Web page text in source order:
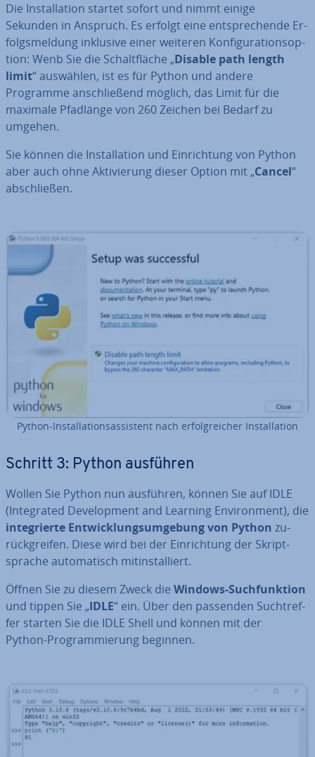
Die In­stal­la­ti­on startet sofort und nimmt einige
Sekunden in Anspruch. Es erfolgt eine ent­spre­chen­de Er­
folgs­mel­dung inklusive einer weiteren Kon­fi­gu­ra­ti­ons­op­
ti­on: Wenb Sie die Schalt­flä­che „Disable path length
limit“ auswählen, ist es für Python und andere
Programme an­schlie­ßend möglich, das Limit für die
maximale Pfadlänge von 260 Zeichen bei Bedarf zu
umgehen.
Sie können die In­stal­la­ti­on und Ein­rich­tung von Python
aber auch ohne Ak­ti­vie­rung dieser Option mit „Cancel“
ab­schlie­ßen.
Python-In­stal­la­ti­ons­as­sis­tent nach er­folg­rei­cher In­stal­la­ti­on
Schritt 3: Python ausführen
Wollen Sie Python nun ausführen, können Sie auf IDLE
(In­te­gra­ted De­ve­lo­p­ment and Learning En­vi­ron­ment), die
in­te­grier­te Ent­wick­lungs­um­ge­bung von Python zu­
rück­grei­fen. Diese wird bei der Ein­rich­tung der Skript­
spra­che au­to­ma­tisch mit­in­stal­liert.
Öffnen Sie zu diesem Zweck die Windows-Such­funk­ti­on
und tippen Sie „IDLE“ ein. Über den passenden Such­tref­
fer starten Sie die IDLE Shell und können mit der
Python-Pro­gram­mie­rung beginnen.